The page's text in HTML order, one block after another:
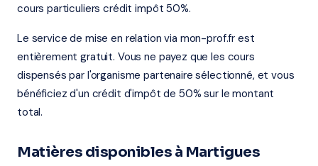
cours particuliers crédit impôt 50%.
Le service de mise en relation via mon-prof.fr est
entièrement gratuit. Vous ne payez que les cours
dispensés par l'organisme partenaire sélectionné, et vous
bénéficiez d'un crédit d'impôt de 50% sur le montant
total.
Matières disponibles à Martigues